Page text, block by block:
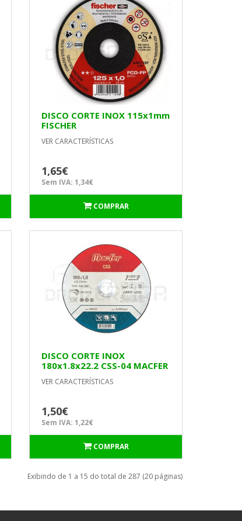
DISCO CORTE INOX 115x1mm
FISCHER
VER CARACTERÍSTICAS
1,65€
Sem IVA: 1,34€
COMPRAR
DISCO CORTE INOX
180x1.8x22.2 CSS-04 MACFER
VER CARACTERÍSTICAS
1,50€
Sem IVA: 1,22€
COMPRAR
Exibindo de 1 a 15 do total de 287 (20 páginas)